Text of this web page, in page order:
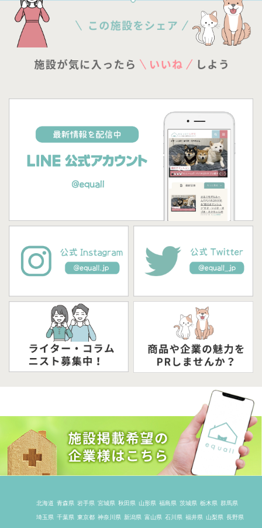
北海道 青森県 岩手県 宮城県 秋田県 山形県 福島県 茨城県 栃木県 群馬県
埼玉県 千葉県 東京都 神奈川県 新潟県 富山県 石川県 福井県 山梨県 長野県